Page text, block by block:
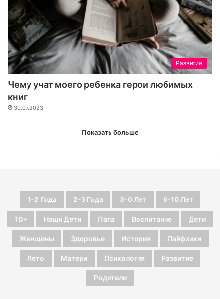
Развитие
Чему учат моего ребенка герои любимых
книг
30.07.2023
Показать больше
1-2 Года 2-3 Года 3-6 Лет 6-10 Лет
10+ Наши Дети Папа Воспитание Дети
Женщины Здоровье История Лайфхаки
Лето Матери Психология Развитие
Родители